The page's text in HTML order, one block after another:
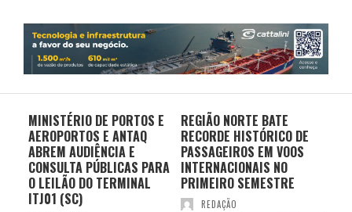
MINISTÉRIO DE PORTOS E
AEROPORTOS E ANTAQ
ABREM AUDIÊNCIA E
CONSULTA PÚBLICAS PARA
O LEILÃO DO TERMINAL
ITJ01 (SC)
REGIÃO NORTE BATE
RECORDE HISTÓRICO DE
PASSAGEIROS EM VOOS
INTERNACIONAIS NO
PRIMEIRO SEMESTRE
REDAÇÃO